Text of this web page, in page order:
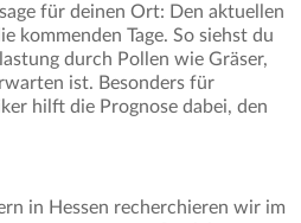
für deinen Ort: Den aktuellen
kommenden Tage. So siehst du
durch Pollen wie Gräser,
ist. Besonders für
hilft die Prognose dabei, den
in Hessen recherchieren wir im